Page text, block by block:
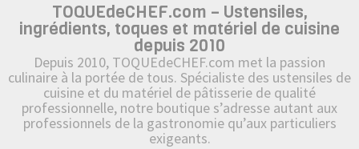
TOQUEdeCHEF.com – Ustensiles,
ingrédients, toques et matériel de cuisine
depuis 2010
Depuis 2010, TOQUEdeCHEF.com met la passion
culinaire à la portée de tous. Spécialiste des ustensiles de
cuisine et du matériel de pâtisserie de qualité
professionnelle, notre boutique s’adresse autant aux
professionnels de la gastronomie qu’aux particuliers
exigeants.